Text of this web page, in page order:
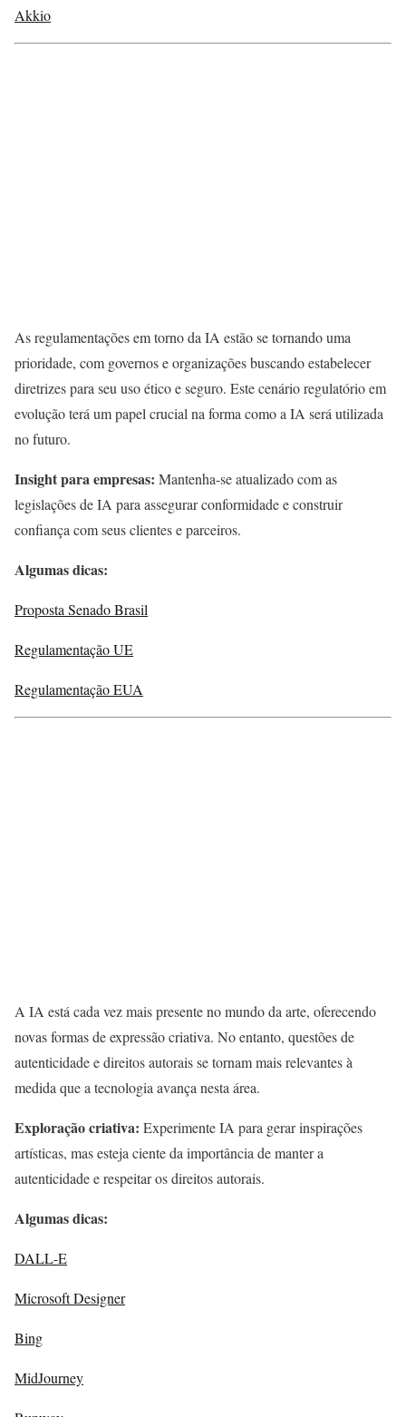
Akkio
As regulamentações em torno da IA estão se tornando uma
prioridade, com governos e organizações buscando estabelecer
diretrizes para seu uso ético e seguro. Este cenário regulatório em
evolução terá um papel crucial na forma como a IA será utilizada
no futuro.
Insight para empresas: Mantenha-se atualizado com as
legislações de IA para assegurar conformidade e construir
confiança com seus clientes e parceiros.
Algumas dicas:
Proposta Senado Brasil
Regulamentação UE
Regulamentação EUA
A IA está cada vez mais presente no mundo da arte, oferecendo
novas formas de expressão criativa. No entanto, questões de
autenticidade e direitos autorais se tornam mais relevantes à
medida que a tecnologia avança nesta área.
Exploração criativa: Experimente IA para gerar inspirações
artísticas, mas esteja ciente da importância de manter a
autenticidade e respeitar os direitos autorais.
Algumas dicas:
DALL-E
Microsoft Designer
Bing
MidJourney